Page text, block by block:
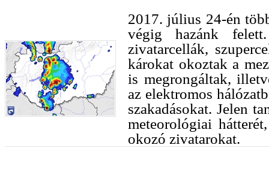
2017. július 24-én
végig hazánk
zivatarcellák,
károkat okoztak a
is megrongáltak,
az elektromos
szakadásokat. Jelen
meteorológiai
okozó zivatarokat.